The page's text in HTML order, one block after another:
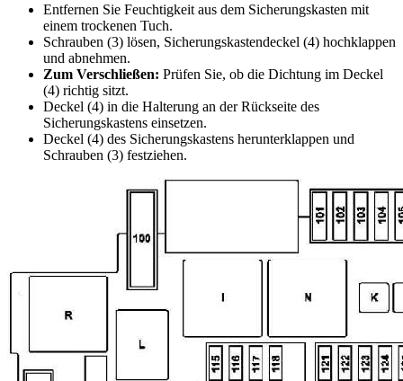
Entfernen Sie Feuchtigkeit aus dem Sicherungskasten mit
einem trockenen Tuch.
Schrauben (3) lösen, Sicherungskastendeckel (4) hochklappen
und abnehmen.
Zum Verschließen: Prüfen Sie, ob die Dichtung im Deckel
(4) richtig sitzt.
Deckel (4) in die Halterung an der Rückseite des
Sicherungskastens einsetzen.
Deckel (4) des Sicherungskastens herunterklappen und
Schrauben (3) festziehen.